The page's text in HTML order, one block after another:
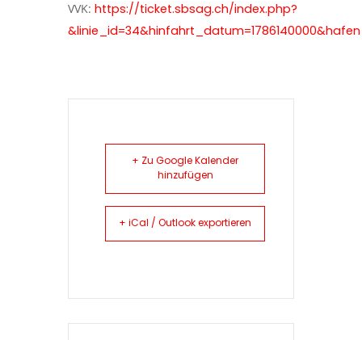
VVK: https://ticket.sbsag.ch/index.php?
+ Zu Google Kalender
hinzufügen
+ iCal / Outlook exportieren